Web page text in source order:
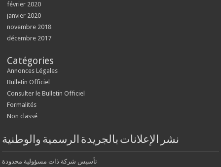
février 2020
janvier 2020
novembre 2018
décembre 2017
Catégories
Annonces Légales
Bulletin Officiel
Consulter le Bulletin Officiel
Formalités
Non classé
نشر الإعلانات بالجريدة الرسمية والوطنية
تأسيس شركة ذات مسؤولية محدودة